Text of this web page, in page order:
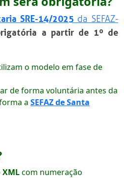
SRE-14/2025 da SEFAZ-
a partir de 1º de
o modelo em fase de
de forma voluntária antes da
a SEFAZ de Santa
XMLcom numeração